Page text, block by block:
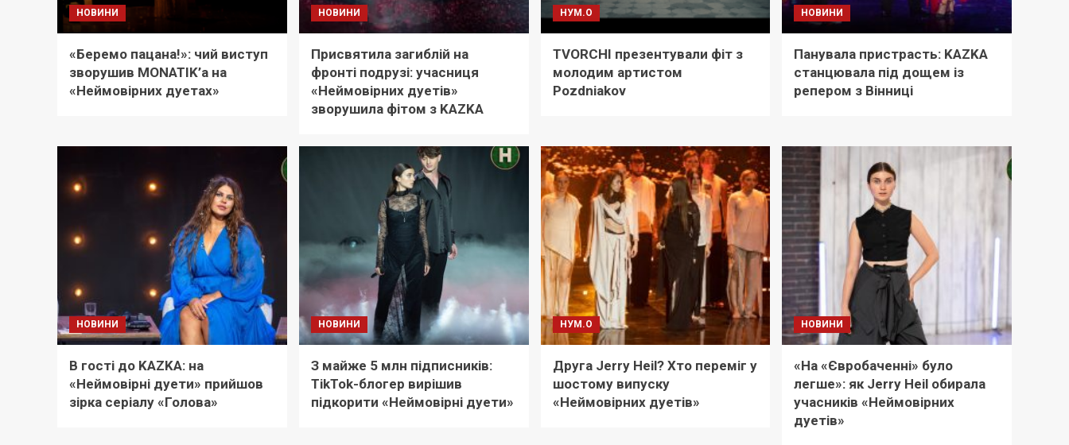
НОВИНИ
«Беремо пацана!»: чий виступ
зворушив MONATIK’а на
«Неймовірних дуетах»
НОВИНИ
Присвятила загиблій на
фронті подрузі: учасниця
«Неймовірних дуетів»
зворушила фітом з KAZKA
НУМ.О
TVORCHI презентували фіт з
молодим артистом
Pozdniakov
НОВИНИ
Панувала пристрасть: KAZKA
станцювала під дощем із
репером з Вінниці
НОВИНИ
В гості до KAZKA: на
«Неймовірні дуети» прийшов
зірка серіалу «Голова»
НОВИНИ
З майже 5 млн підписників:
TikTok-блогер вирішив
підкорити «Неймовірні дуети»
НУМ.О
Друга Jerry Heil? Хто переміг у
шостому випуску
«Неймовірних дуетів»
НОВИНИ
«На «Євробаченні» було
легше»: як Jerry Heil обирала
учасників «Неймовірних
дуетів»